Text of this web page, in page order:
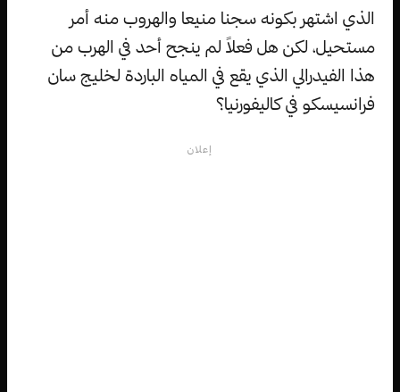
الذي اشتهر بكونه سجنا منيعا والهروب منه أمر
مستحيل، لكن هل فعلاً لم ينجح أحد في الهرب من
هذا الفيدرالي الذي يقع في المياه الباردة لخليج سان
فرانسيسكو في كاليفورنيا؟
إعلان